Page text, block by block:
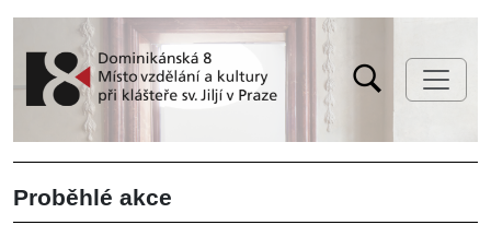
Proběhlé akce